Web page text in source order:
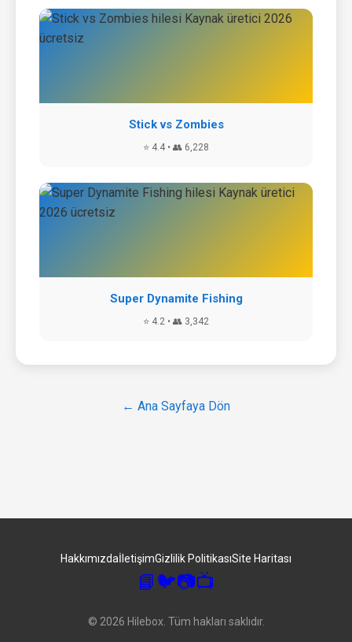
Stick vs Zombies
⭐ 4.4 • 👥 6,228
Super Dynamite Fishing
⭐ 4.2 • 👥 3,342
← Ana Sayfaya Dön
HakkımızdaİletişimGizlilik PolitikasıSite Haritası
📘🐦📷📺
© 2026 Hilebox. Tüm hakları saklıdır.